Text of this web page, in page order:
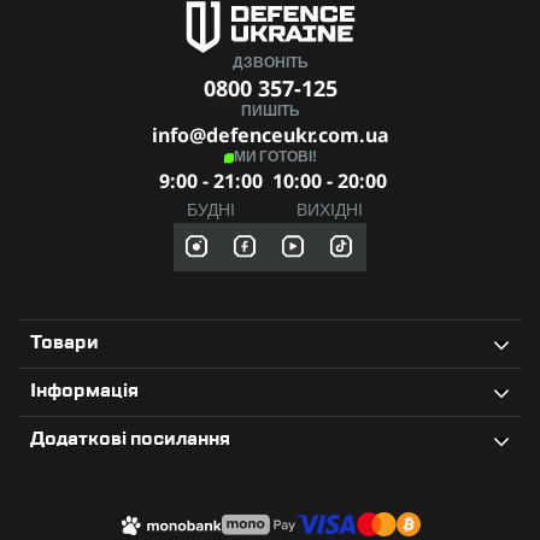
ДЗВОНІТЬ
0800 357-125
ПИШІТЬ
info@defenceukr.com.ua
МИ ГОТОВІ!
9:00 - 21:00
БУДНІ
10:00 - 20:00
ВИХІДНІ
Товари
Інформація
Додаткові посилання